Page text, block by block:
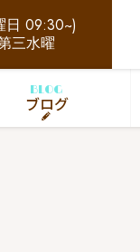
日 09:30~)
三水曜
BLOG
ブログ